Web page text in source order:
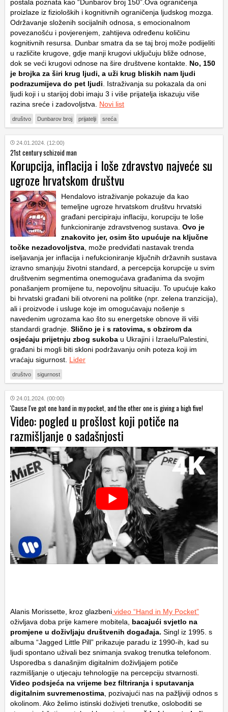
postala poznata kao “Dunbarov broj 150”.Ova ograničenja
proizlaze iz fizioloških i kognitivnih ograničenja ljudskog mozga.
Održavanje složenih socijalnih odnosa, s emocionalnom
povezanošću i povjerenjem, zahtijeva određenu količinu
kognitivnih resursa. Dunbar smatra da se taj broj može podijeliti
u različite krugove, gdje manji krugovi uključuju bliže odnose,
dok se veći krugovi odnose na šire društvene kontakte. No, 150
je brojka za širi krug ljudi, a uži krug bliskih nam ljudi
podrazumijeva do pet ljudi. Istraživanja su pokazala da oni
ljudi koji i u starijoj dobi imaju 3 i više prijatelja iskazuju više
razina sreće i zadovoljstva. Novi list
društvo Dunbarov broj prijatelji sreća
24.01.2024. (12:00)
21st century schizoid man
Korupcija, inflacija i loše zdravstvo najveće su
ugroze hrvatskom društvu
Hendalovo istraživanje pokazuje da kao
temeljne ugroze hrvatskom društvu hrvatski
građani percipiraju inflaciju, korupciju te loše
funkcioniranje zdravstvenog sustava. Ovo je
znakovito jer, osim što upućuje na ključne
točke nezadovoljstva, može predviđati nastavak trenda
iseljavanja jer inflacija i nefukcioniranje ključnih državnih sustava
izravno smanjuju životni standard, a percepcija korupcije u svim
društvenim segmentima onemogućava građanima da svojim
ponašanjem promijene tu, nepovoljnu situaciju. To upućuje kako
bi hrvatski građani bili otvoreni na politike (npr. zelena tranzicija),
ali i proizvode i usluge koje im omogućavaju nošenje s
navedenim ugrozama kao što su energetske obnove ili viši
standardi gradnje. Slično je i s ratovima, s obzirom da
osjećaju prijetnju zbog sukoba u Ukrajini i Izraelu/Palestini,
građani bi mogli biti skloni podržavanju onih poteza koji im
vraćaju sigurnost. Lider
društvo sigurnost
24.01.2024. (00:00)
'Cause I've got one hand in my pocket, and the other one is giving a high five!
Video: pogled u prošlost koji potiče na
razmišljanje o sadašnjosti
Alanis Morissette, kroz glazbeni video “Hand in My Pocket”
oživljava doba prije kamere mobitela, bacajući svjetlo na
promjene u doživljaju društvenih događaja. Singl iz 1995. s
albuma “Jagged Little Pill” prikazuje paradu iz 1990-ih, kad su
ljudi spontano uživali bez snimanja svakog trenutka telefonom.
Usporedba s današnjim digitalnim doživljajem potiče
razmišljanje o utjecaju tehnologije na percepciju stvarnosti.
Video podsjeća na vrijeme bez filtriranja i sputavanja
digitalnim suvremenostima, pozivajući nas na pažljiviji odnos s
okolinom. Ako želimo istinski doživjeti trenutke, osloboditi se